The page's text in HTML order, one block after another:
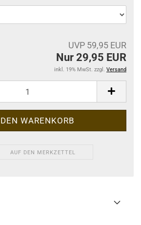
UVP 59,95 EUR
Nur 29,95 EUR
inkl. 19% MwSt. zzgl. Versand
AUF DEN MERKZETTEL